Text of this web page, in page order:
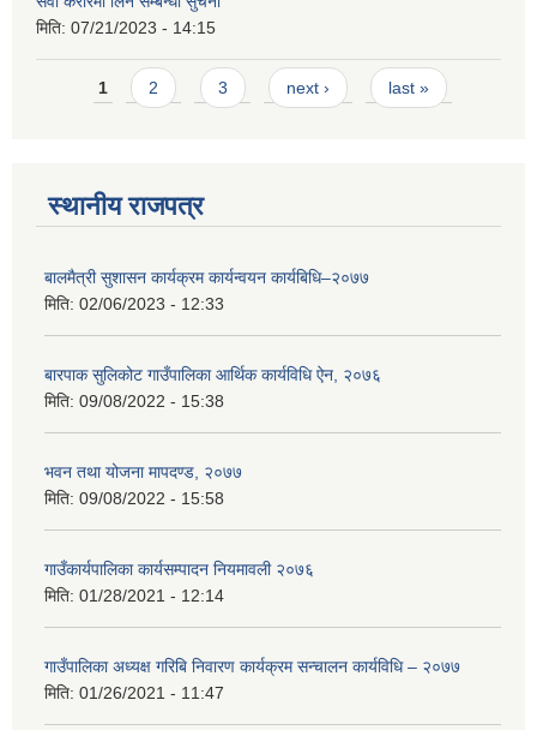
मिति: 07/21/2023 - 14:15
Pages
1 2 3 next › last »
स्थानीय राजपत्र
बालमैत्री सुशासन कार्यक्रम कार्यन्वयन कार्यबिधि–२०७७
मिति: 02/06/2023 - 12:33
बारपाक सुलिकोट गाउँपालिका आर्थिक कार्यविधि ऐन, २०७६
मिति: 09/08/2022 - 15:38
भवन तथा योजना मापदण्ड, २०७७
मिति: 09/08/2022 - 15:58
गाउँकार्यपालिका कार्यसम्पादन नियमावली २०७६
मिति: 01/28/2021 - 12:14
गाउँपालिका अध्यक्ष गरिबि निवारण कार्यक्रम सन्चालन कार्यविधि – २०७७
मिति: 01/26/2021 - 11:47